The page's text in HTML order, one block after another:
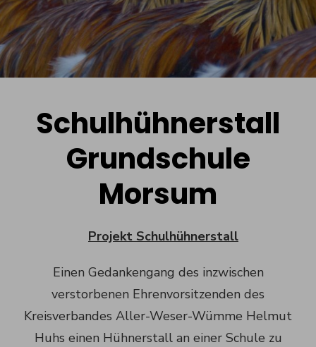
Schulhühnerstall
Grundschule
Morsum
Projekt Schulhühnerstall
Einen Gedankengang des inzwischen
verstorbenen Ehrenvorsitzenden des
Kreisverbandes Aller-Weser-Wümme Helmut
Huhs einen Hühnerstall an einer Schule zu